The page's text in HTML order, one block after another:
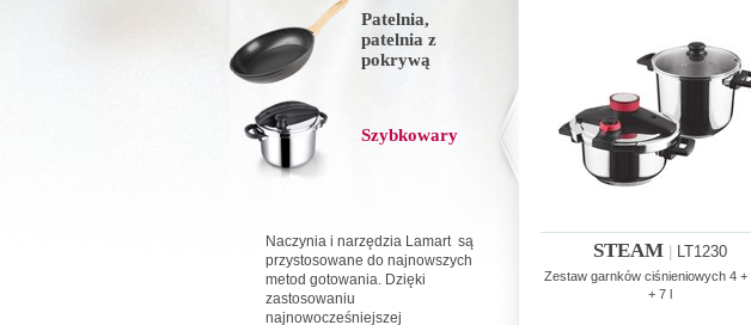
Patelnia,
patelnia z
pokrywą
Szybkowary
Naczynia i narzędzia Lamart są
przystosowane do najnowszych
metod gotowania. Dzięki
zastosowaniu
najnowocześniejszej
STEAM LT1230
Zestaw garnków ciśnieniowych 4 +
+ 7 l